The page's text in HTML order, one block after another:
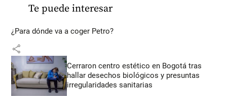
Te puede interesar
¿Para dónde va a coger Petro?
share
Cerraron centro estético en Bogotá tras
hallar desechos biológicos y presuntas
irregularidades sanitarias